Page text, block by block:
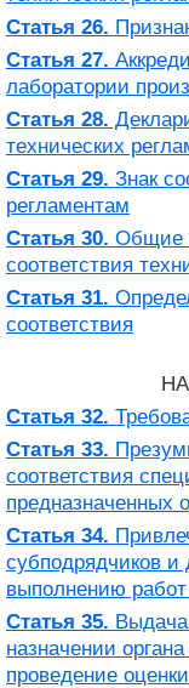
Статья 26.
Статья 27.
лаборатории
Статья 28.
технических
Статья 29. Знак
регламентам
Статья 30. Общие
соответствия
Статья 31.
соответствия
Статья 32.
Статья 33.
соответствия
предназначенных
Статья 34.
субподрядчиков и
выполнению работ
Статья 35.
назначении
проведение